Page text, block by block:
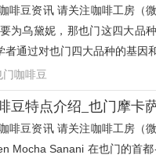
啡豆资讯 请关注咖啡工房（
为乌黛妮，那也门这四大品
者通过对也门四大品种的基因
成功
门咖啡豆
豆特点介绍_也门摩卡
啡豆资讯 请关注咖啡工房（
Mocha Sanani 在也门的首